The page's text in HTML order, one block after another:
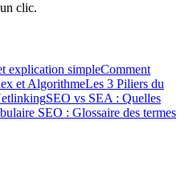
clic.
explication simpleComment
et AlgorithmeLes 3 Piliers du
SEO vs SEA : Quelles
SEO : Glossaire des termes